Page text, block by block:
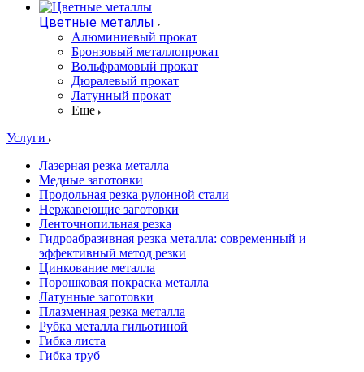
Цветные металлы
Алюминиевый прокат
Бронзовый металлопрокат
Вольфрамовый прокат
Дюралевый прокат
Латунный прокат
Еще
Услуги
Лазерная резка металла
Медные заготовки
Продольная резка рулонной стали
Нержавеющие заготовки
Ленточнопильная резка
Гидроабразивная резка металла: современный и
эффективный метод резки
Цинкование металла
Порошковая покраска металла
Латунные заготовки
Плазменная резка металла
Рубка металла гильотиной
Гибка листа
Гибка труб